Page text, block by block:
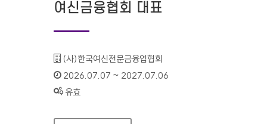
여신금융협회 대표
기관명 :
(사)한국여신전문금융업협회
인증기간 :
2026.07.07 ~ 2027.07.06
상태 :
유효